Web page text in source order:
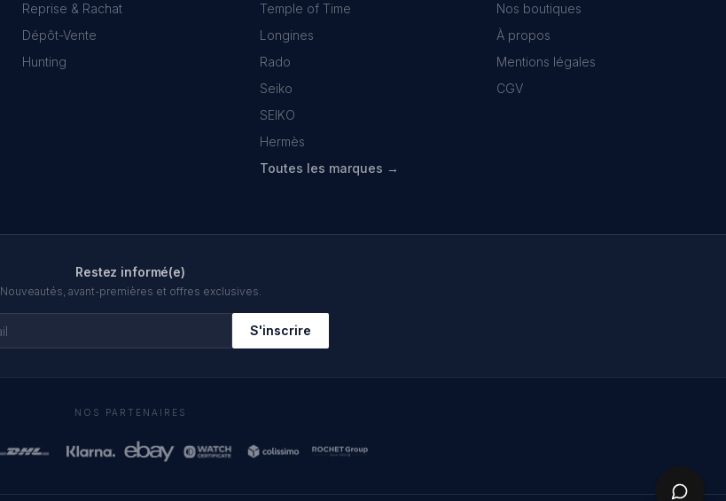
Reprise & Rachat
Dépôt-Vente
Hunting
Temple of Time
Longines
Rado
Seiko
SEIKO
Hermès
Toutes les marques →
Nos boutiques
À propos
Mentions légales
CGV
Restez informé(e)
Nouveautés, avant-premières et offres exclusives.
S'inscrire
NOS PARTENAIRES